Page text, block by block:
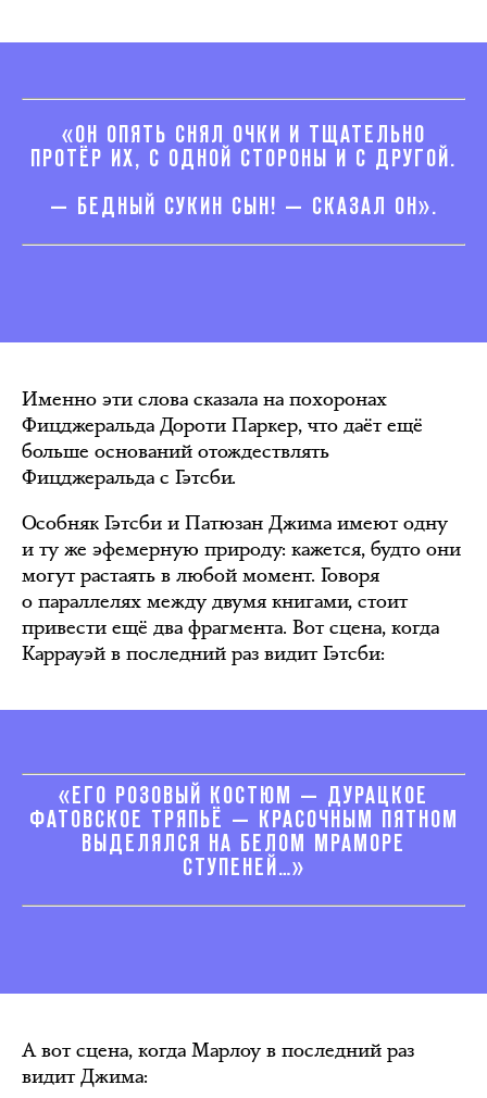
«ОН ОПЯТЬ СНЯЛ ОЧКИ И ТЩАТЕЛЬНО
ПРОТЁР ИХ, С ОДНОЙ СТОРОНЫ И С ДРУГОЙ.
— БЕДНЫЙ СУКИН СЫН! — СКАЗАЛ ОН».
Именно эти слова сказала на похоронах
Фицджеральда Дороти Паркер, что даёт ещё
больше оснований отождествлять
Фицджеральда с Гэтсби.
Особняк Гэтсби и Патюзан Джима имеют одну
и ту же эфемерную природу: кажется, будто они
могут растаять в любой момент. Говоря
о параллелях между двумя книгами, стоит
привести ещё два фрагмента. Вот сцена, когда
Каррауэй в последний раз видит Гэтсби:
«ЕГО РОЗОВЫЙ КОСТЮМ — ДУРАЦКОЕ
ФАТОВСКОЕ ТРЯПЬЁ — КРАСОЧНЫМ ПЯТНОМ
ВЫДЕЛЯЛСЯ НА БЕЛОМ МРАМОРЕ
СТУПЕНЕЙ…»
А вот сцена, когда Марлоу в последний раз
видит Джима: